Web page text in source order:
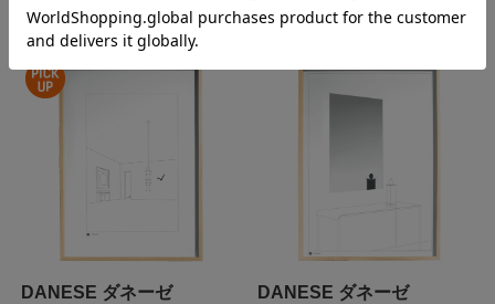
関連商品
DANESE ダネーゼ
DANESE ダネーゼ